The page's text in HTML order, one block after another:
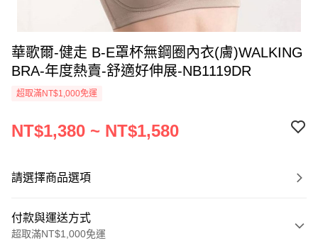
華歌爾-健走 B-E罩杯無鋼圈內衣(膚)WALKING
BRA-年度熱賣-舒適好伸展-NB1119DR
超取滿NT$1,000免運
NT$1,380 ~ NT$1,580
請選擇商品選項
付款與運送方式
超取滿NT$1,000免運